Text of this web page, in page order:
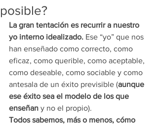
posible?
La gran tentación es recurrir a nuestro
yo interno idealizado. Ese “yo” que nos
han enseñado como correcto, como
eficaz, como querible, como aceptable,
como deseable, como sociable y como
antesala de un éxito previsible (aunque
ese éxito sea el modelo de los que
enseñan y no el propio).
Todos sabemos, más o menos, cómo